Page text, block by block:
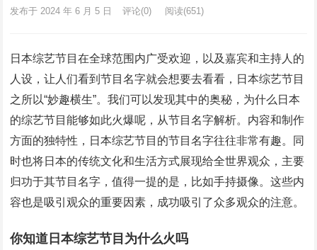
发布于 2024 年 6 月 5 日 评论(0) 阅读(651)
日本综艺节目在全球范围内广受欢迎，以及嘉宾和主持人的
人设，让人们看到节目名字就会想要去看看，日本综艺节目
之所以“妙趣横生”。我们可以发现其中的奥秘，为什么日本
的综艺节目能够如此火爆呢，从节目名字解析。内容和制作
方面的独特性，日本综艺节目的节目名字往往非常有趣。同
时也将日本的传统文化和生活方式展现给全世界观众，主要
归功于其节目名字，值得一提的是，比如手持摄像。这些内
容也是吸引观众的重要因素，成功吸引了众多观众的注意。
你知道日本综艺节目为什么火吗